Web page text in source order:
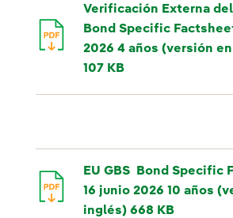
Verificación Externa del
Bond Specific
2026 4 años (versión
107 KB
EU GBS Bond Specific
16 junio 2026 10 años
inglés) 668 KB